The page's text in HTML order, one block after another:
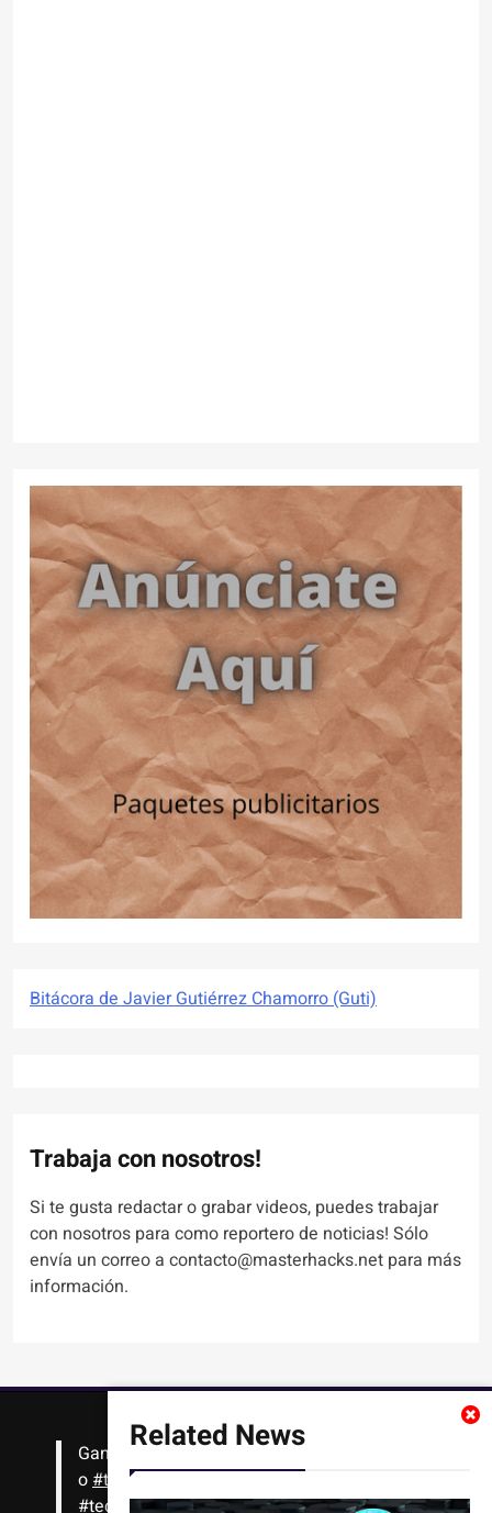
Related News
Bitácora de Javier Gutiérrez Chamorro (Guti)
Trabaja con nosotros!
Si te gusta redactar o grabar videos, puedes trabajar
con nosotros para como reportero de noticias! Sólo
envía un correo a contacto@masterhacks.net para más
información.
Gana #Bitcoin solo con leer artículos, noticias
o#tutoriales
#tecnología,#criptomonedas, seguridad